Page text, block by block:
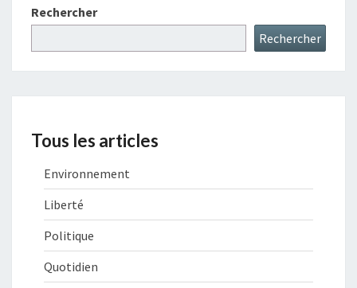
Rechercher
Rechercher
Tous les articles
Environnement
Liberté
Politique
Quotidien